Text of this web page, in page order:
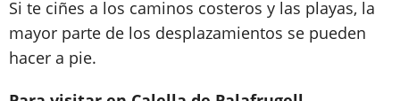
Si te ciñes a los caminos costeros y las playas, la
mayor parte de los desplazamientos se pueden
hacer a pie.